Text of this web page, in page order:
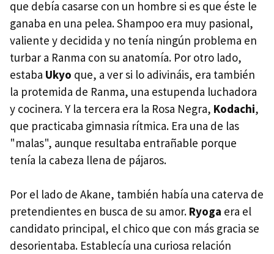
que debía casarse con un hombre si es que éste le
ganaba en una pelea. Shampoo era muy pasional,
valiente y decidida y no tenía ningún problema en
turbar a Ranma con su anatomía. Por otro lado,
estaba Ukyo que, a ver si lo adivináis, era también
la protemida de Ranma, una estupenda luchadora
y cocinera. Y la tercera era la Rosa Negra, Kodachi,
que practicaba gimnasia rítmica. Era una de las
"malas", aunque resultaba entrañable porque
tenía la cabeza llena de pájaros.
Por el lado de Akane, también había una caterva de
pretendientes en busca de su amor. Ryoga era el
candidato principal, el chico que con más gracia se
desorientaba. Establecía una curiosa relación